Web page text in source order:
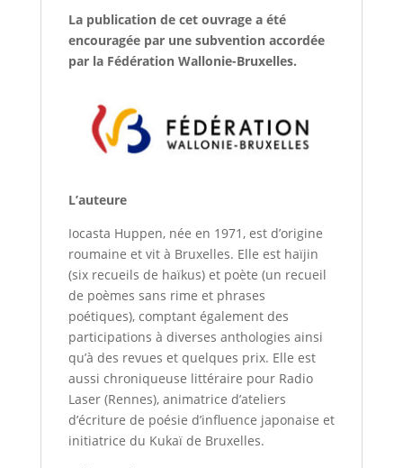
La publication de cet ouvrage a été
encouragée par une subvention accordée
par la Fédération Wallonie-Bruxelles.
L’auteure
Iocasta Huppen, née en 1971, est d’origine
roumaine et vit à Bruxelles. Elle est haïjin
(six recueils de haïkus) et poète (un recueil
de poèmes sans rime et phrases
poétiques), comptant également des
participations à diverses anthologies ainsi
qu’à des revues et quelques prix. Elle est
aussi chroniqueuse littéraire pour Radio
Laser (Rennes), animatrice d’ateliers
d’écriture de poésie d’influence japonaise et
initiatrice du Kukaï de Bruxelles.